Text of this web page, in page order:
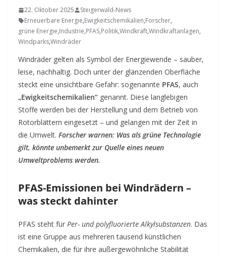
22. Oktober 2025
Steigerwald-News
Erneuerbare Energie,Ewigkeitschemikalien,Forscher,
grüne Energie,Industrie,PFAS,Politik,Windkraft,Windkraftanlagen,
Windparks,Windräder
Windräder gelten als Symbol der Energiewende – sauber,
leise, nachhaltig. Doch unter der glänzenden Oberfläche
steckt eine unsichtbare Gefahr: sogenannte PFAS, auch
„Ewigkeitschemikalien“ genannt. Diese langlebigen
Stoffe werden bei der Herstellung und dem Betrieb von
Rotorblättern eingesetzt – und gelangen mit der Zeit in
die Umwelt. Forscher warnen: Was als grüne Technologie
gilt, könnte unbemerkt zur Quelle eines neuen
Umweltproblems werden.
PFAS-Emissionen bei Windrädern –
was steckt dahinter
PFAS steht für Per- und polyfluorierte Alkylsubstanzen. Das
ist eine Gruppe aus mehreren tausend künstlichen
Chemikalien, die für ihre außergewöhnliche Stabilität